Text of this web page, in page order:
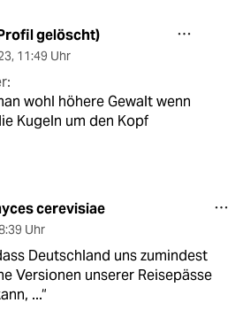
gelöscht)
, 11:49 Uhr
wohl höhere Gewalt wenn
Kugeln um den Kopf
cerevisiae
Uhr
Deutschland uns zumindest
Versionen unserer Reisepässe
...“